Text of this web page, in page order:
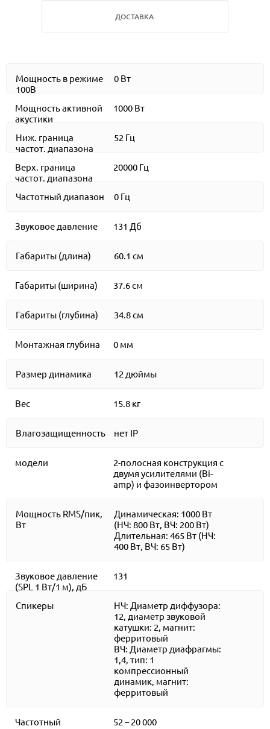
ДОСТАВКА
Мощность в режиме
100В
0 Вт
Мощность активной
акустики
1000 Вт
Ниж. граница
частот. диапазона
52 Гц
Верх. граница
частот. диапазона
20000 Гц
Частотный диапазон 0 Гц
Звуковое давление 131 Дб
Габариты (длина) 60.1 см
Габариты (ширина) 37.6 см
Габариты (глубина) 34.8 см
Монтажная глубина 0 мм
Размер динамика 12 дюймы
Вес 15.8 кг
Влагозащищенность нет IP
модели
2-полосная конструкция с
двумя усилителями (Bi-
amp) и фазоинвертором
Мощность RMS/пик,
Вт
Динамическая: 1000 Вт
(НЧ: 800 Вт, ВЧ: 200 Вт)
Длительная: 465 Вт (НЧ:
400 Вт, ВЧ: 65 Вт)
Звуковое давление
(SPL 1 Вт/1 м), дБ
131
Спикеры
НЧ: Диаметр диффузора:
12, диаметр звуковой
катушки: 2, магнит:
ферритовый
ВЧ: Диаметр диафрагмы:
1,4, тип: 1
компрессионный
динамик, магнит:
ферритовый
Частотный
52 – 20 000